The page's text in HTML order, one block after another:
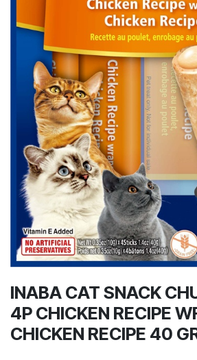
INABA CAT SNACK
4P CHICKEN RECIPE
CHICKEN RECIPE 40